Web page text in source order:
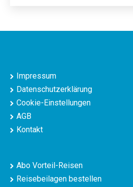
Impressum
Datenschutzerklärung
Cookie-Einstellungen
AGB
Kontakt
Abo Vorteil-Reisen
Reisebeilagen bestellen